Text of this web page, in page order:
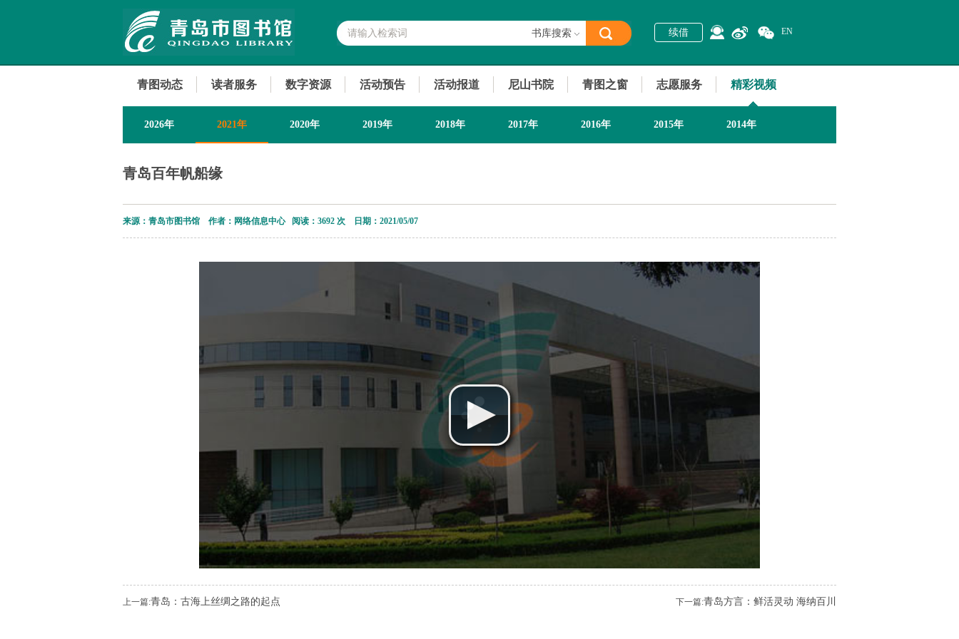
书库搜索 续借 EN
青图动态 读者服务 数字资源 活动预告 活动报道 尼山书院 青图之窗 志愿服务 精彩视频
2026年 2021年 2020年 2019年 2018年 2017年 2016年 2015年 2014年
青岛百年帆船缘
来源：青岛市图书馆 作者：网络信息中心 阅读： 3692 次 日期：2021/05/07
下一篇:青岛方言：鲜活灵动 海纳百川
上一篇:青岛：古海上丝绸之路的起点